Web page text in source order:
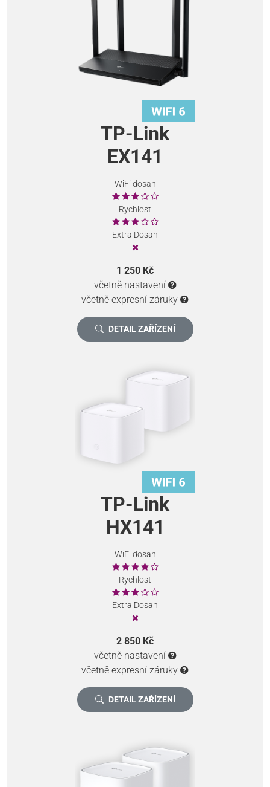
TP-Link
EX141
WiFi dosah
Rychlost
Extra Dosah
1 250 Kč
včetně nastavení
včetně expresní záruky
DETAIL ZAŘÍZENÍ
TP-Link
HX141
WiFi dosah
Rychlost
Extra Dosah
2 850 Kč
včetně nastavení
včetně expresní záruky
DETAIL ZAŘÍZENÍ